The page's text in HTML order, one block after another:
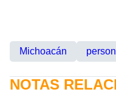
Michoacán
NOTAS